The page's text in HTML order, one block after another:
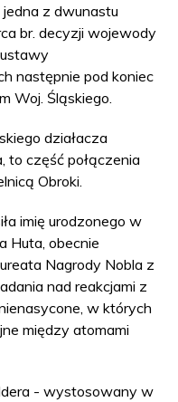
z dwunastu
br. decyzji wojewody
następnie pod koniec
Woj. Śląskiego.
działacza
to część połączenia
Obroki.
imię urodzonego w
Huta, obecnie
Nagrody Nobla z
nad reakcjami z
w których
między atomami
- wystosowany w